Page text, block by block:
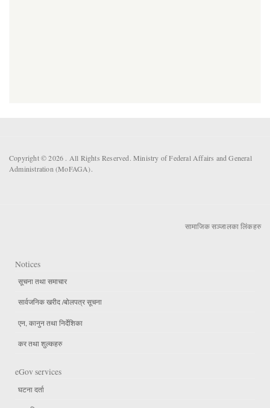
Copyright © 2026 . All Rights Reserved. Ministry of Federal Affairs and General
Administration (MoFAGA).
सामाजिक सञ्जालका लिंकहरु
Notices
सूचना तथा समाचार
सार्वजनिक खरीद /बोलपत्र सूचना
एन, कानुन तथा निर्देशिका
कर तथा शुल्कहरु
eGov services
घटना दर्ता